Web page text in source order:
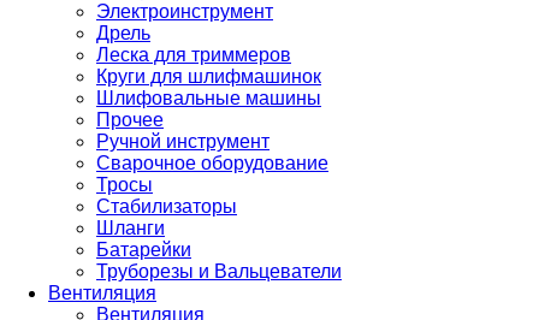
Электроинструмент
Дрель
Леска для триммеров
Круги для шлифмашинок
Шлифовальные машины
Прочее
Ручной инструмент
Сварочное оборудование
Тросы
Стабилизаторы
Шланги
Батарейки
Труборезы и Вальцеватели
Вентиляция
Вентиляция